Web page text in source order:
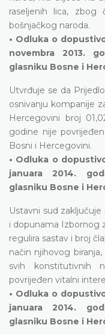
raseljenih lica, zbog
bošnjačkog naroda.
• Odluka o
novembra 2013.
glasniku Bosne i
Utvrđuje se da
osnivanju kompanije
Hercegovini broj
godine nije
Bosni i Hercegovini.
• Odluka o
januara 2014.
glasniku Bosne i
Ustavni sud
i dopunama Izbornog
regulira sastav i broj
način njihovog
svih konstitutivnih
povrijeđen vitalni
• Odluka o
januara 2014.
glasniku Bosne i